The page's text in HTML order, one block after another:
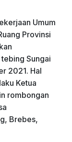
Umum
Provinsi
Sungai
2021. Hal
Ketua
rombongan
Brebes,